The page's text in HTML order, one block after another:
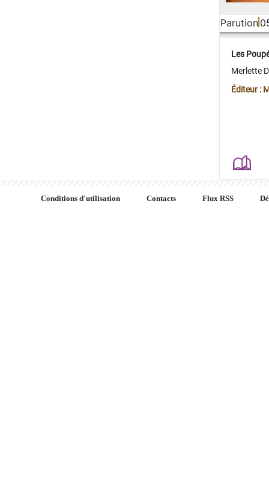
Parution
Les
Merlette
Éditeur :
Conditions d'utilisation Contacts Flux RSS